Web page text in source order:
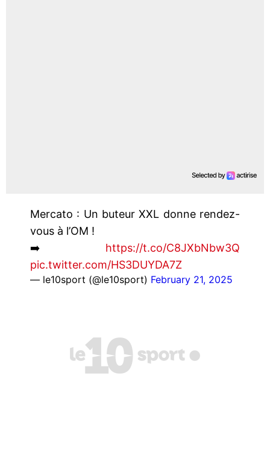
Mercato : Un buteur XXL donne rendez-
vous à l’OM !
➡️ https://t.co/C8JXbNbw3Q
pic.twitter.com/HS3DUYDA7Z
— le10sport (@le10sport) February 21, 2025